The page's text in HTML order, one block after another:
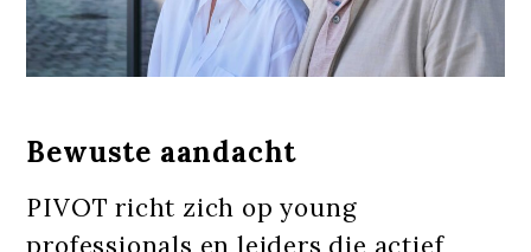
Bewuste aandacht
PIVOT richt zich op young
professionals en leiders die actief